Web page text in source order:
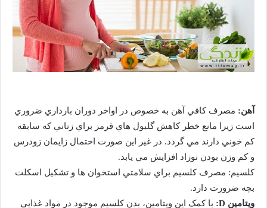
آهن: مصرف کافي آهن به خصوص در اواخر دوران بارداري ضروري
است زيرا مانع خطر کاهش گلبول هاي قرمز براي زناني که سابقه
کم خوني دارند مي گردد. در غير اين صورت احتمال زايمان زودرس
و کم وزن بودن نوزاد افزايش مي يابد.
کلسيم: مصرف کلسيم براي سلامتي استخوان ها و تشکيل اسکلت
بچه ضرورت دارد.
ويتامين D:
با کمک اين ويتامين، بدن کلسيم موجود در مواد غذايي